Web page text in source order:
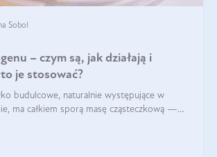
Sobol
– czym są, jak działają i
je stosować?
budulcowe, naturalnie występujące w
ma całkiem sporą masę cząsteczkową —